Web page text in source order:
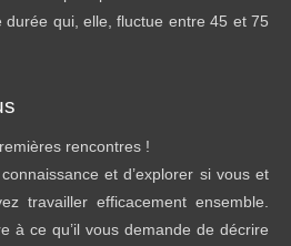
qui, elle, fluctue entre 45 et 75
rencontres !
et d’explorer si vous et
travailler efficacement ensemble.
à ce qu’il vous demande de décrire